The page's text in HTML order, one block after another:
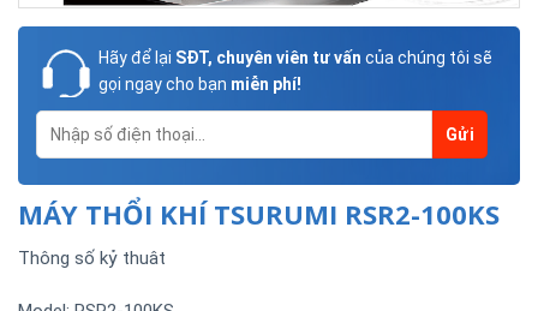
Hãy để lại SĐT, chuyên viên tư vấn của chúng tôi sẽ
gọi ngay cho bạn miễn phí!
MÁY THỔI KHÍ TSURUMI RSR2-100KS
Thông số kỷ thuât